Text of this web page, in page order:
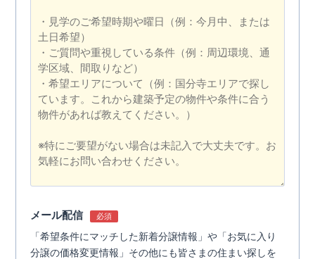
メール配信 必須
「希望条件にマッチした新着分譲情報」や「お気に入り
分譲の価格変更情報」その他にも皆さまの住まい探しを